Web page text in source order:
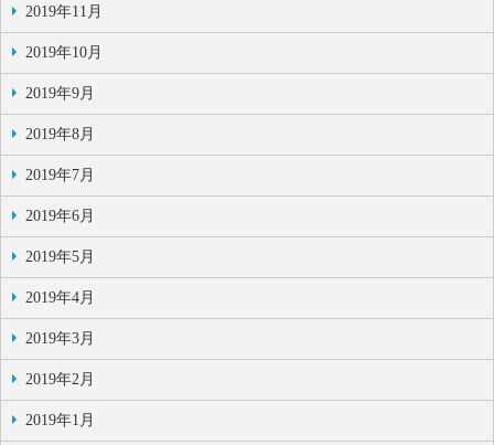
2019年11月
2019年10月
2019年9月
2019年8月
2019年7月
2019年6月
2019年5月
2019年4月
2019年3月
2019年2月
2019年1月